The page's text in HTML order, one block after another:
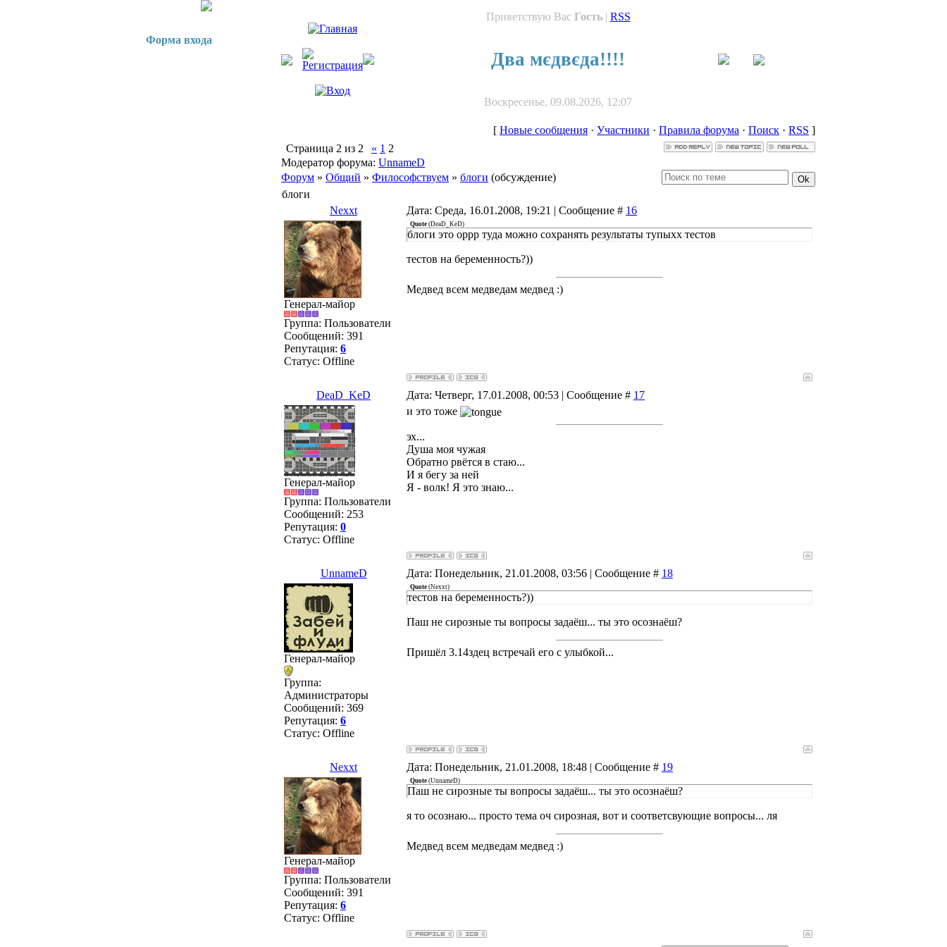
Форма входа
Приветствую Вас Гость| RSS
Два мєдвєда!!!!
Воскресенье, 09.08.2026, 12:07
[ Новые сообщения · Участники · Правила форума · Поиск · RSS ]
Страница 2 из 2 « 1 2
Модератор форума: UnnameD
Форум » Общий » Философствуем » блоги (обсуждение)
блоги
Nexxt
Дата: Среда, 16.01.2008, 19:21 | Сообщение # 16
Генерал-майор
Группа: Пользователи
Сообщений: 391
Репутация: 6
Статус: Offline
Quote (DeaD_KeD)
блоги это оррр туда можно сохранять результаты тупыхх тестов
тестов на беременность?))
Медвед всем медведам медвед :)
DeaD_KeD Дата: Четверг, 17.01.2008, 00:53 | Сообщение # 17
Генерал-майор
Группа: Пользователи
Сообщений: 253
Репутация: 0
Статус: Offline
и это тоже
эх...
Душа моя чужая
Обратно рвётся в стаю...
И я бегу за ней
Я - волк! Я это знаю...
UnnameD Дата: Понедельник, 21.01.2008, 03:56 | Сообщение # 18
Генерал-майор
Группа:
Администраторы
Сообщений: 369
Репутация: 6
Статус: Offline
Quote (Nexxt)
тестов на беременность?))
Паш не сирозные ты вопросы задаёш... ты это осознаёш?
Пришёл 3.14здец встречай его с улыбкой...
Nexxt Дата: Понедельник, 21.01.2008, 18:48 | Сообщение # 19
Генерал-майор
Группа: Пользователи
Сообщений: 391
Репутация: 6
Статус: Offline
Quote (UnnameD)
Паш не сирозные ты вопросы задаёш... ты это осознаёш?
я то осознаю... просто тема оч сирозная, вот и соответсвующие вопросы... ля
Медвед всем медведам медвед :)